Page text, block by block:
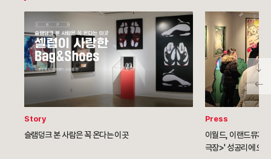
Story
슬램덩크 본 사람은 꼭 온다는 이곳
Press
이월드, 이랜드뮤지
극장>' 성공리에 오픈